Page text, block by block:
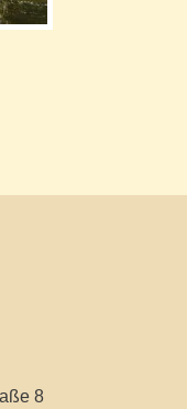
8